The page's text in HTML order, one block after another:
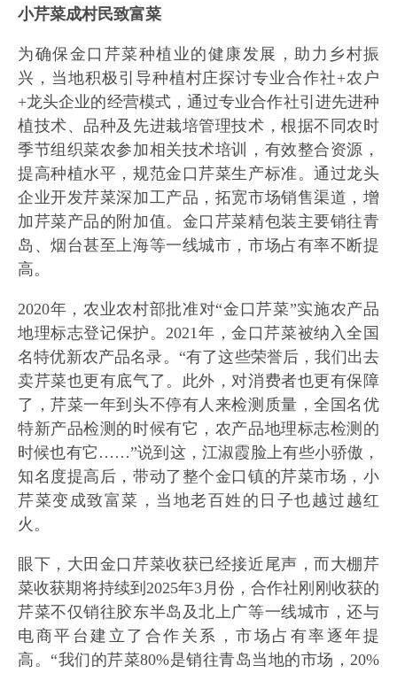
小芹菜成村民致富菜
为确保金口芹菜种植业的健康发展，助力乡村振
兴，当地积极引导种植村庄探讨专业合作社+农户
+龙头企业的经营模式，通过专业合作社引进先进种
植技术、品种及先进栽培管理技术，根据不同农时
季节组织菜农参加相关技术培训，有效整合资源，
提高种植水平，规范金口芹菜生产标准。通过龙头
企业开发芹菜深加工产品，拓宽市场销售渠道，增
加芹菜产品的附加值。金口芹菜精包装主要销往青
岛、烟台甚至上海等一线城市，市场占有率不断提
高。
2020年，农业农村部批准对“金口芹菜”实施农产品
地理标志登记保护。2021年，金口芹菜被纳入全国
名特优新农产品名录。“有了这些荣誉后，我们出去
卖芹菜也更有底气了。此外，对消费者也更有保障
了，芹菜一年到头不停有人来检测质量，全国名优
特新产品检测的时候有它，农产品地理标志检测的
时候也有它……”说到这，江淑霞脸上有些小骄傲，
知名度提高后，带动了整个金口镇的芹菜市场，小
芹菜变成致富菜，当地老百姓的日子也越过越红
火。
眼下，大田金口芹菜收获已经接近尾声，而大棚芹
菜收获期将持续到2025年3月份，合作社刚刚收获的
芹菜不仅销往胶东半岛及北上广等一线城市，还与
电商平台建立了合作关系，市场占有率逐年提
高。“我们的芹菜80%是销往青岛当地的市场，20%